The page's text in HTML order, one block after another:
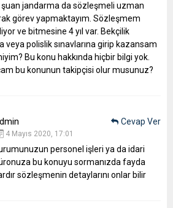
jandarma da sözleşmeli uzman
görev yapmaktayım. Sözleşmem
ve bitmesine 4 yıl var. Bekçilik
veya polislik sınavlarına girip kazansam
Bu konu hakkında hiçbir bilgi yok.
bu konunun takipçisi olur musunuz?
4 Mayıs 2020, 17:01
personel işleri ya da idari
bu konuyu sormanızda fayda
sözleşmenin detaylarını onlar bilir
Cevap Ver